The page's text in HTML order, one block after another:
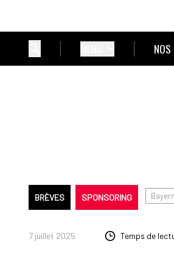
NOS
BRÈVES SPONSORING
7 juillet 2025 Temps de